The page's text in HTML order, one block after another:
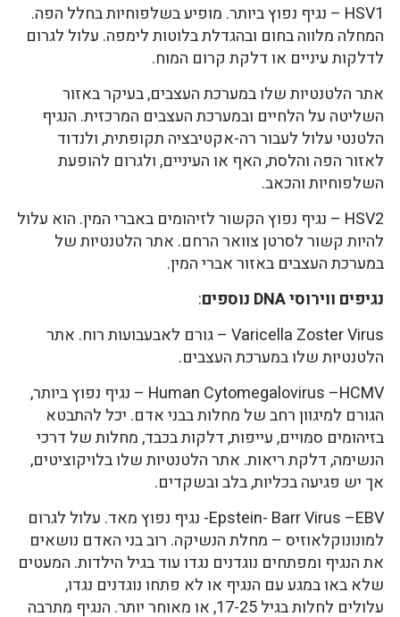
HSV1 – נגיף נפוץ ביותר. מופיע בשלפוחיות בחלל הפה.
המחלה מלווה בחום ובהגדלת בלוטות לימפה. עלול לגרום
לדלקות עיניים או דלקת קרום המוח.
אתר הלטנטיות שלו במערכת העצבים, בעיקר באזור
השליטה על הלחיים ובמערכת העצבים המרכזית. הנגיף
הלטנטי עלול לעבור רה-אקטיבציה תקופתית, ולנדוד
לאזור הפה והלסת, האף או העיניים, ולגרום להופעת
השלפוחיות והכאב.
HSV2 – נגיף נפוץ הקשור לזיהומים באברי המין. הוא עלול
להיות קשור לסרטן צוואר הרחם. אתר הלטנטיות של
במערכת העצבים באזור אברי המין.
נגיפים ווירוסי DNA נוספים
:
Varicella Zoster Virus – גורם לאבעבועות רוח. אתר
הלטנטיות שלו במערכת העצבים.
Human Cytomegalovirus –HCMV – נגיף נפוץ ביותר,
הגורם למיגוון רחב של מחלות בבני אדם. יכל להתבטא
בזיהומים סמויים, עייפות, דלקות בכבד, מחלות של דרכי
הנשימה, דלקת ריאות. אתר הלטנטיות שלו בלויקוציטים,
אך יש פגיעה בכליות, בלב ובשקדים.
Epstein- Barr Virus –EBV- נגיף נפוץ מאד. עלול לגרום
למונונוקלאוזיס – מחלת הנשיקה. רוב בני האדם נושאים
את הנגיף ומפתחים נוגדנים נגדו עוד בגיל הילדות. המעטים
שלא באו במגע עם הנגיף או לא פתחו נוגדנים נגדו,
עלולים לחלות בגיל 17-25, או מאוחר יותר. הנגיף מתרבה